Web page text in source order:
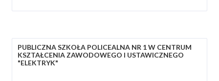
PUBLICZNA SZKOŁA POLICEALNA NR 1 W CENTRUM
KSZTAŁCENIA ZAWODOWEGO I USTAWICZNEGO
"ELEKTRYK"